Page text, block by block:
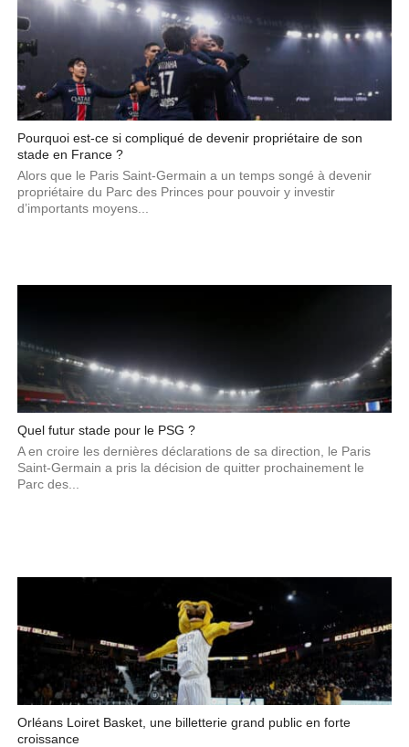
Pourquoi est-ce si compliqué de devenir propriétaire de son
stade en France ?
Alors que le Paris Saint-Germain a un temps songé à devenir
propriétaire du Parc des Princes pour pouvoir y investir
d’importants moyens...
Quel futur stade pour le PSG ?
A en croire les dernières déclarations de sa direction, le Paris
Saint-Germain a pris la décision de quitter prochainement le
Parc des...
Orléans Loiret Basket, une billetterie grand public en forte
croissance